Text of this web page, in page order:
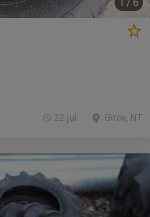
Girov, NT
22 jul.